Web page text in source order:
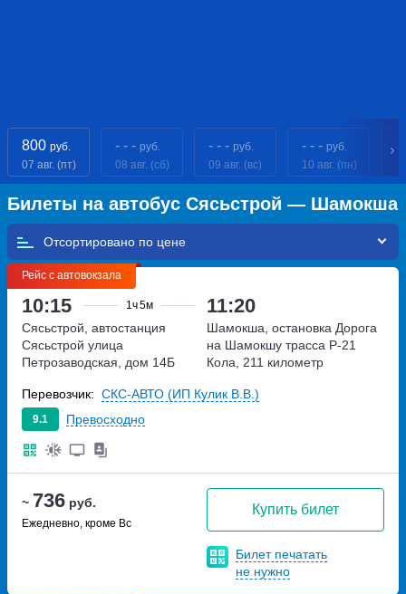
800 руб.
07 авг. (пт)
- - - руб.
08 авг. (сб)
- - - руб.
09 авг. (вс)
- - - руб.
10 авг. (пн)
Билеты на автобус Сясьстрой — Шамокша
Отсортировано по
Рейс с автовокзала
10:15 1ч5м 11:20
~ 736 руб.
Ежедневно, кроме Вс
Купить билет
Билет печатать
не нужно
Сясьстрой, автостанция
Сясьстрой улица
Петрозаводская, дом 14Б
Шамокша, остановка Дорога
на Шамокшу трасса Р-21
Кола, 211 километр
9.1 Превосходно
Перевозчик: СКС-АВТО (ИП Кулик В.В.)